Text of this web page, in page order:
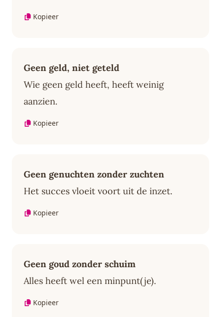
Kopieer
Geen geld, niet geteld
Wie geen geld heeft, heeft weinig
aanzien.
Kopieer
Geen genuchten zonder zuchten
Het succes vloeit voort uit de inzet.
Kopieer
Geen goud zonder schuim
Alles heeft wel een minpunt(je).
Kopieer